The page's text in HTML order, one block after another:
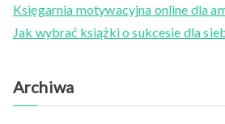
Księgarnia motywacyjna online dla
Jak wybrać książki o sukcesie dla
Archiwa